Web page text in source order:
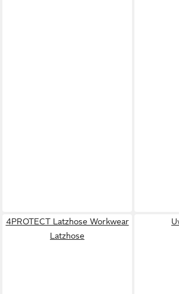
4PROTECT Latzhose Workwear
Latzhose